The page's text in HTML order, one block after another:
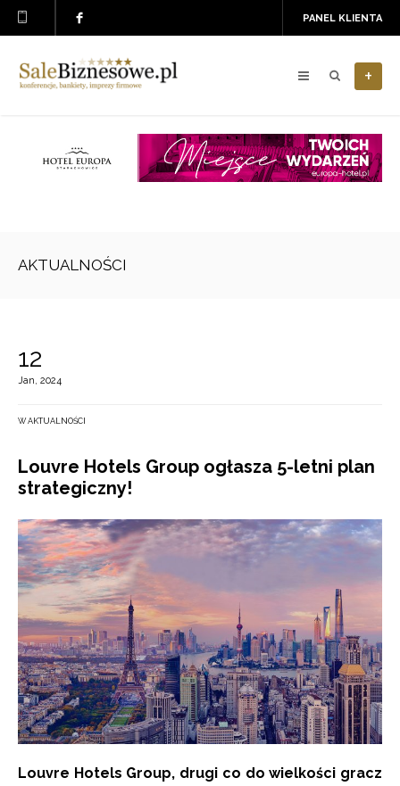
PANEL KLIENTA
+
AKTUALNOŚCI
12
Jan, 2024
W AKTUALNOŚCI
Louvre Hotels Group ogłasza 5-letni plan
strategiczny!
Louvre Hotels Group, drugi co do wielkości gracz